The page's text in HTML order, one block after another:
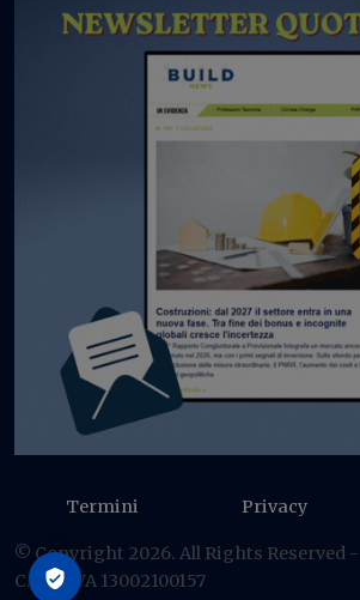
Termini Privacy
© Copyright 2026. All Rights Reserved
C.F./P IVA 13002100157